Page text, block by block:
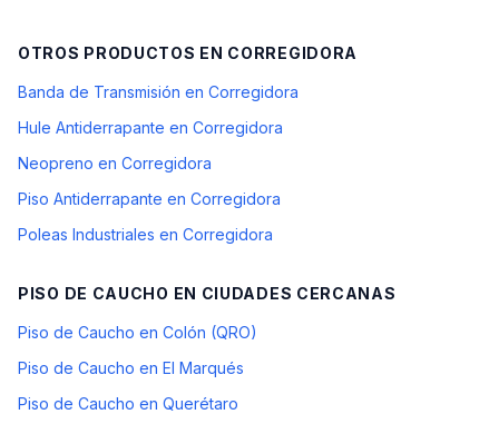
OTROS PRODUCTOS EN CORREGIDORA
Banda de Transmisión en Corregidora
Hule Antiderrapante en Corregidora
Neopreno en Corregidora
Piso Antiderrapante en Corregidora
Poleas Industriales en Corregidora
PISO DE CAUCHO EN CIUDADES CERCANAS
Piso de Caucho en Colón (QRO)
Piso de Caucho en El Marqués
Piso de Caucho en Querétaro